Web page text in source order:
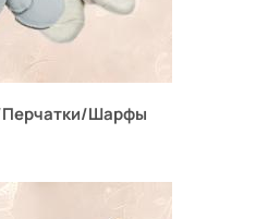
Шарфы